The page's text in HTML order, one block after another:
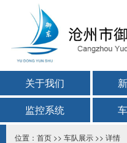
关于我们
监控系统
位置： 首页 >> 车队展示 >> 详情